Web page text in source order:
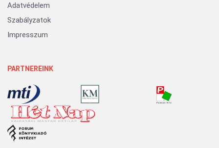
Adatvédelem
Szabályzatok
Impresszum
PARTNEREINK